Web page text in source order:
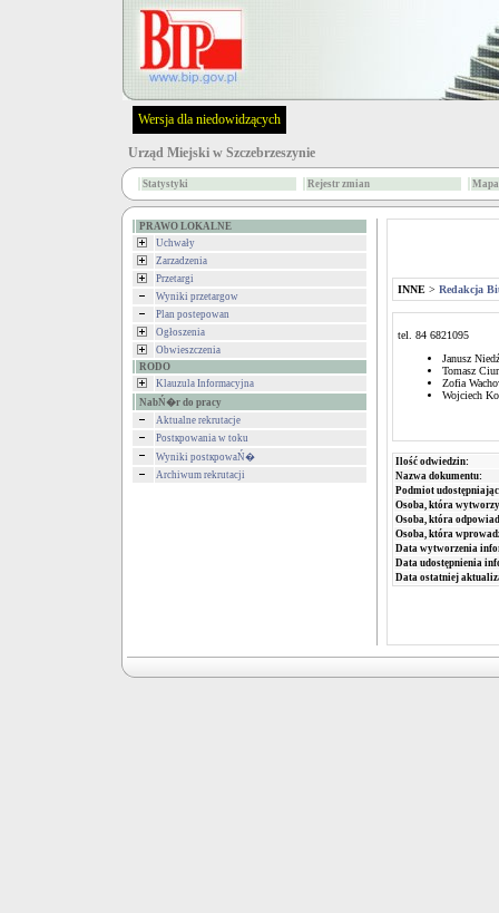
Wersja dla niedowidzących
Urząd Miejski w Szczebrzeszynie
Statystyki Rejestr zmian
PRAWO LOKALNE
Uchwały
Zarzadzenia
Przetargi
Wyniki przetargow
Plan postepowan
Ogłoszenia
Obwieszczenia
RODO
Klauzula Informacyjna
NabŃ�r do pracy
Aktualne rekrutacje
Postкpowania w toku
Wyniki postкpowaŃ�
Archiwum rekrutacji
INNE > Redakcja
tel. 84 6821095
Janusz
Tomasz
Zofia
Wojciech
Ilość odwiedzin:
Nazwa dokumentu:
Podmiot
Osoba, która
Osoba, która
Osoba, która
Data wytworzenia
Data udostępnienia
Data ostatniej